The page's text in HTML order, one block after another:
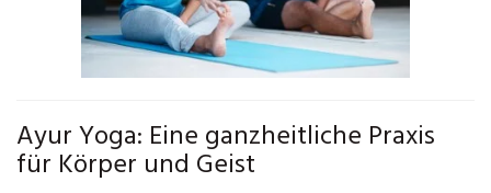
Ayur Yoga: Eine ganzheitliche Praxis
für Körper und Geist